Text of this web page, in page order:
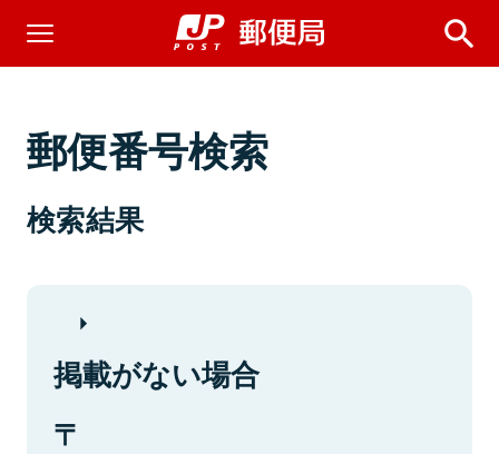
郵便番号検索
検索結果
掲載がない場合